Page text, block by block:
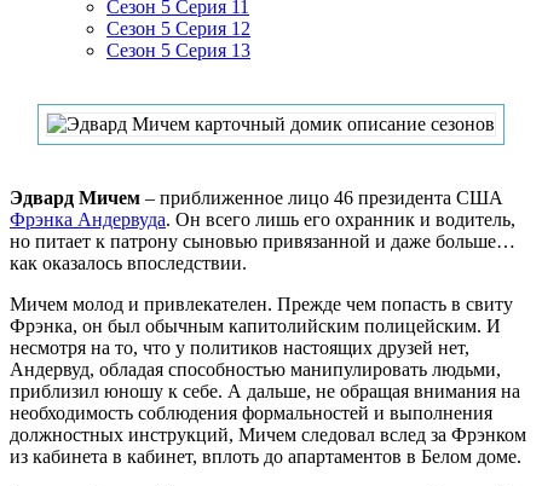
Сезон 5 Серия 11
Сезон 5 Серия 12
Сезон 5 Серия 13
Эдвард Мичем – приближенное лицо 46 президента США
Фрэнка Андервуда. Он всего лишь его охранник и водитель,
но питает к патрону сыновью привязанной и даже больше…
как оказалось впоследствии.
Мичем молод и привлекателен. Прежде чем попасть в свиту
Фрэнка, он был обычным капитолийским полицейским. И
несмотря на то, что у политиков настоящих друзей нет,
Андервуд, обладая способностью манипулировать людьми,
приблизил юношу к себе. А дальше, не обращая внимания на
необходимость соблюдения формальностей и выполнения
должностных инструкций, Мичем следовал вслед за Фрэнком
из кабинета в кабинет, вплоть до апартаментов в Белом доме.